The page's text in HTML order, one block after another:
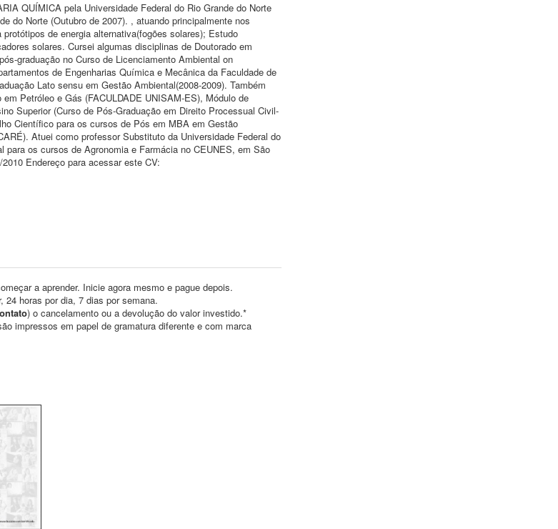
QUÍMICA pela Universidade Federal do Rio Grande do Norte
do Norte (Outubro de 2007). , atuando principalmente nos
de energia alternativa(fogões solares); Estudo
solares. Cursei algumas disciplinas de Doutorado em
graduação no Curso de Licenciamento Ambiental on
de Engenharias Química e Mecânica da Faculdade de
Lato sensu em Gestão Ambiental(2008-2009). Também
Petróleo e Gás (FACULDADE UNISAM-ES), Módulo de
Superior (Curso de Pós-Graduação em Direito Processual Civil-
Científico para os cursos de Pós em MBA em Gestão
Atuei como professor Substituto da Universidade Federal do
os cursos de Agronomia e Farmácia no CEUNES, em São
Endereço para acessar este CV:
a aprender. Inicie agora mesmo e pague depois.
horas por dia, 7 dias por semana.
) o cancelamento ou a devolução do valor investido.*
impressos em papel de gramatura diferente e com marca